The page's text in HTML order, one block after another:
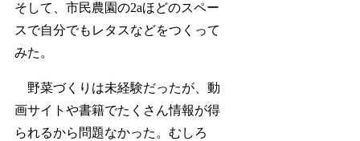
そして、市民農園の2aほどのスペー
スで自分でもレタスなどをつくって
みた。
野菜づくりは未経験だったが、動
画サイトや書籍でたくさん情報が得
られるから問題なかった。むしろ